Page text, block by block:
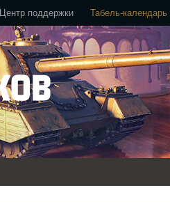
Центр поддержки Табель-календарь